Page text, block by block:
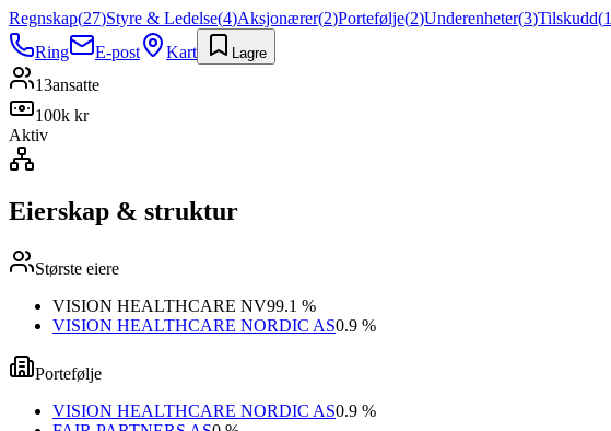
Regnskap(27)Styre & Ledelse(4)Aksjonærer(2)Portefølje(2)Underenheter(3)Tilskudd(1
Ring
E-post Kart Lagre
13ansatte
100k kr
Aktiv
Eierskap & struktur
Største eiere
VISION HEALTHCARE NV99.1 %
VISION HEALTHCARE NORDIC AS0.9 %
Portefølje
VISION HEALTHCARE NORDIC AS0.9 %